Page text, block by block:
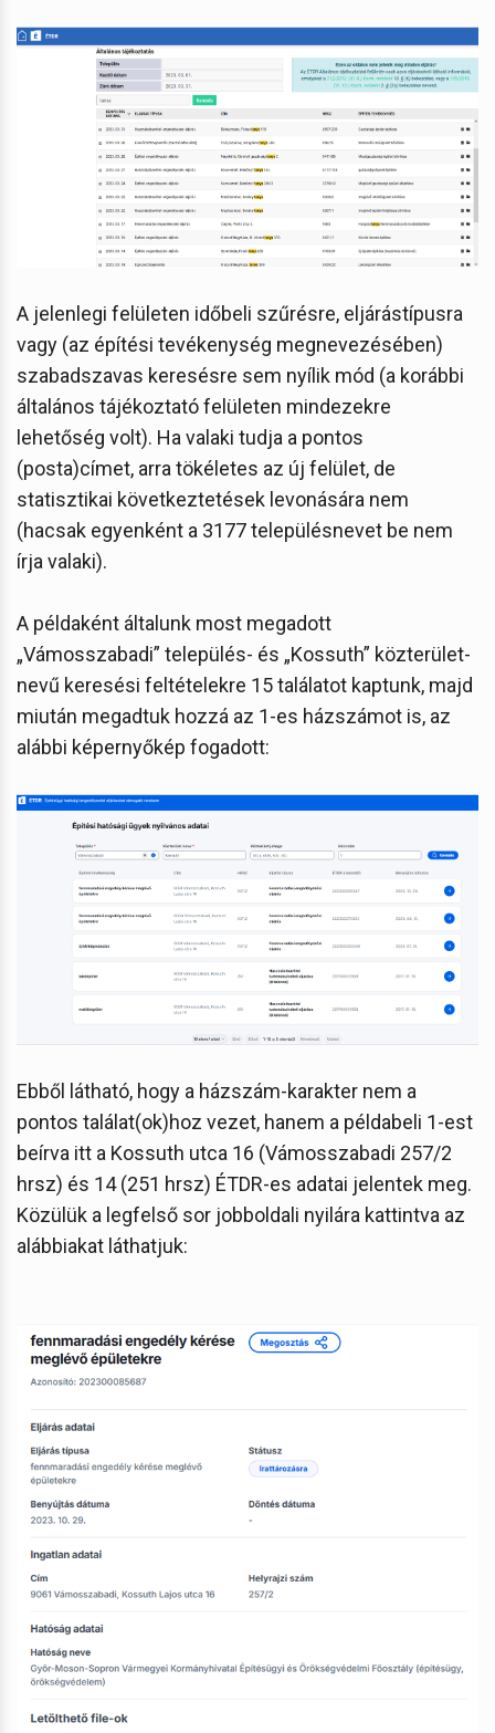
A jelenlegi felületen időbeli szűrésre, eljárástípusra
vagy (az építési tevékenység megnevezésében)
szabadszavas keresésre sem nyílik mód (a korábbi
általános tájékoztató felületen mindezekre
lehetőség volt). Ha valaki tudja a pontos
(posta)címet, arra tökéletes az új felület, de
statisztikai következtetések levonására nem
(hacsak egyenként a 3177 településnevet be nem
írja valaki).
A példaként általunk most megadott
„Vámosszabadi” település- és „Kossuth” közterület-
nevű keresési feltételekre 15 találatot kaptunk, majd
miután megadtuk hozzá az 1-es házszámot is, az
alábbi képernyőkép fogadott:
Ebből látható, hogy a házszám-karakter nem a
pontos találat(ok)hoz vezet, hanem a példabeli 1-est
beírva itt a Kossuth utca 16 (Vámosszabadi 257/2
hrsz) és 14 (251 hrsz) ÉTDR-es adatai jelentek meg.
Közülük a legfelső sor jobboldali nyilára kattintva az
alábbiakat láthatjuk: